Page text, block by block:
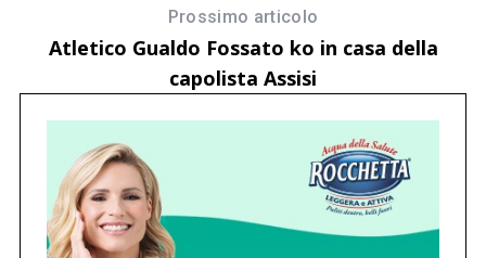
Prossimo articolo
Atletico Gualdo Fossato ko in casa della
capolista Assisi